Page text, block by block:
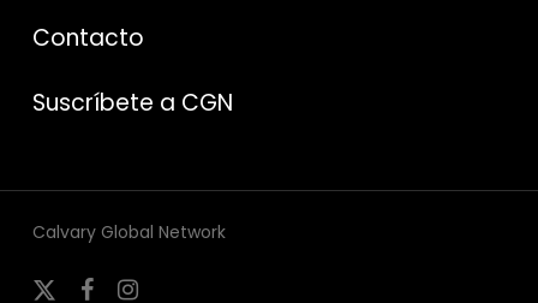
Contacto
Suscríbete a CGN
Calvary Global Network
x-
facebookinstagram